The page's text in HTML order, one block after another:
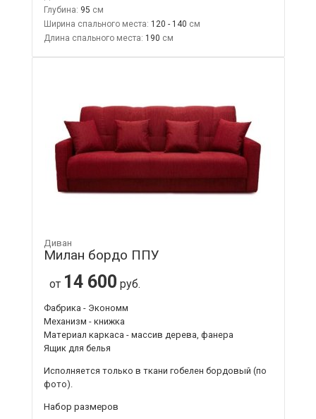
Глубина: 95
Ширина спального места: 120 - 140
Длина спального места: 190
Диван
Милан бордо ППУ
от 14 600 руб.
Фабрика - Экономм
Механизм - книжка
Материал каркаса - массив дерева, фанера
Ящик для белья
Исполняется только в ткани гобелен бордовый (по
фото).
Набор размеров